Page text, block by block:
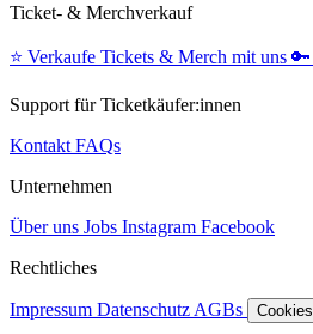
Ticket- & Merchverkauf
⭐️ Verkaufe Tickets & Merch mit uns 🔑
Support für Ticketkäufer:innen
Kontakt FAQs
Unternehmen
Über uns Jobs Instagram Facebook
Rechtliches
Impressum Datenschutz AGBs Cookies